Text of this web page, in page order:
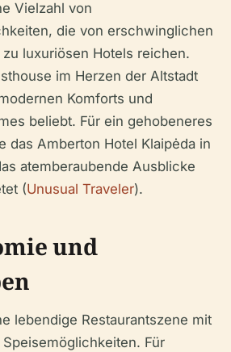
Vielzahl von
die von erschwinglichen
luxuriösen Hotels reichen.
im Herzen der Altstadt
Komforts und
beliebt. Für ein gehobeneres
das Amberton Hotel Klaipėda in
atemberaubende Ausblicke
(Unusual Traveler).
und
lebendige Restaurantszene mit
Für